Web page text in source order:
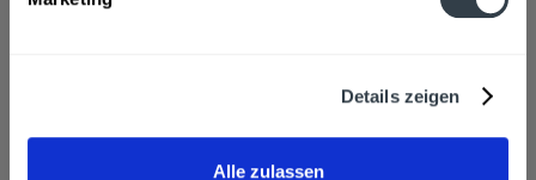
Details zeigen
Alle zulassen